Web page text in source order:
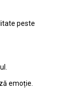
peste
emoție.